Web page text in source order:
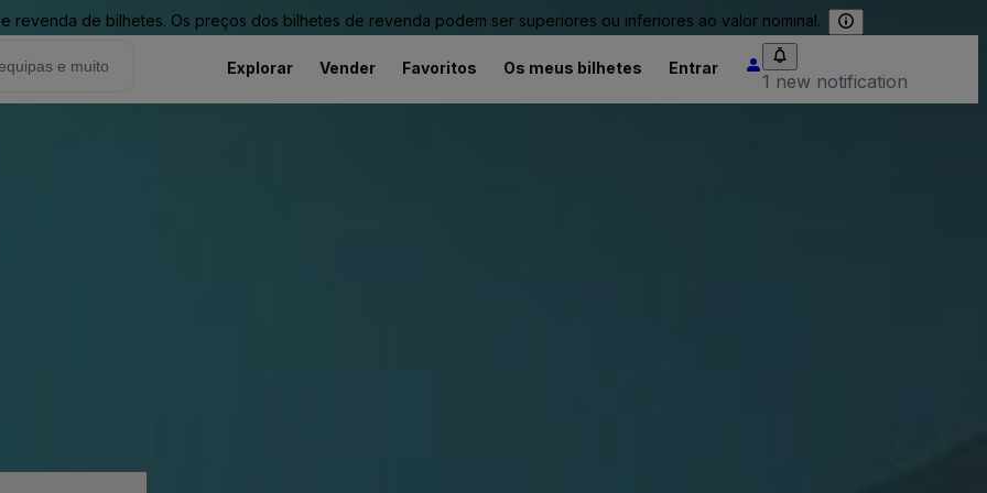
revenda de bilhetes. Os preços dos bilhetes de revenda podem ser superiores ou inferiores ao valor nominal.
Explorar Vender Favoritos Os meus bilhetes Entrar
1 new notification